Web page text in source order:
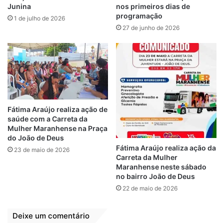
diversas dificuldades, mas sempre lutou
para conquistar o sonho de ser jornalista.
“Eu percorria quilômetros de estrada de
barro a pé e atravessava rios cheios no
período de inverno para chegar à escola
mais próxima, Atanásio Martins, localizada
no povoado Barroso, que fica a três
quilômetros da comunidade onde morava. A
minha vida nunca foi tarefa fácil, sempre foi
de luta, de batalhas, incentivado por
poucos e desmotivado por muitos”,
relembra o agora jornalista.
Em 1995 concluiu o tão sonhado segundo
grau e em 1997 deixou a família na zona
São Paulo, mas retornou para o Maranhão
Junina
1 de julho de 2026
nos primeiros dias de
programação
27 de junho de 2026
Fátima Araújo realiza ação de
saúde com a Carreta da
Mulher Maranhense na Praça
do João de Deus
23 de maio de 2026
Fátima Araújo realiza ação da
Carreta da Mulher
Maranhense neste sábado
no bairro João de Deus
22 de maio de 2026
Deixe um comentário